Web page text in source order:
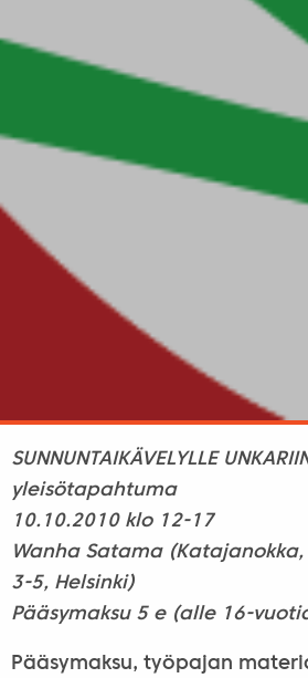
SUNNUNTAIKÄVELYLLE
yleisötapahtuma
10.10.2010 klo 12-17
Wanha Satama
3-5, Helsinki)
Pääsymaksu 5 e (alle 16-
Pääsymaksu, työpajan